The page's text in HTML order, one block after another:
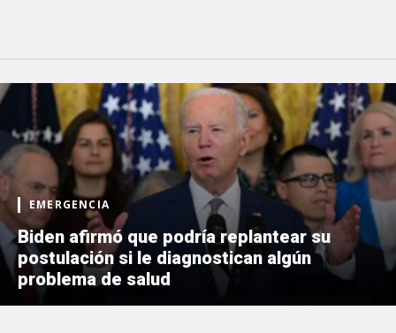
EMERGENCIA
Biden afirmó que podría replantear su
postulación si le diagnostican algún
problema de salud